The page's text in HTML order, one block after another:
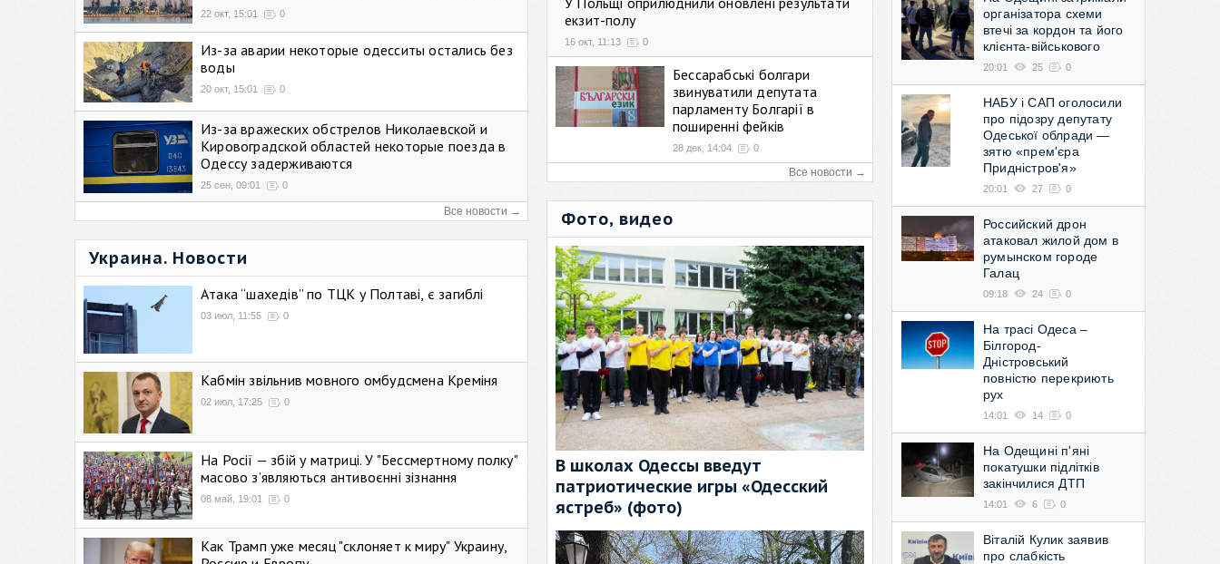
22 окт, 15:01 0
Из-за аварии некоторые одесситы остались без
воды
20 окт, 15:01 0
Из-за вражеских обстрелов Николаевской и
Кировоградской областей некоторые поезда в
Одессу задерживаются
25 сен, 09:01 0
Все новости →
Украина. Новости
Атака “шахедів” по ТЦК у Полтаві, є загиблі
03 июл, 11:55 0
Кабмін звільнив мовного омбудсмена Креміня
02 июл, 17:25 0
На Росії — збій у матриці. У "Бессмертному полку"
масово зʼявляються антивоєнні зізнання
08 май, 19:01 0
Как Трамп уже месяц "склоняет к миру" Украину,
екзит-полу
16 окт, 11:13 0
Бессарабські болгари
звинуватили депутата
парламенту Болгарії в
поширенні фейків
28 дек, 14:04 0
Все новости →
Фото, видео
В школах Одессы введут
патриотические игры «Одесский
ястреб» (фото)
організатора схеми
втечі за кордон та його
клієнта-військового
20:01 25 0
НАБУ і САП оголосили
про підозру депутату
Одеської облради —
зятю «прем'єра
Придністров'я»
20:01 27 0
Российский дрон
атаковал жилой дом в
румынском городе
Галац
09:18 24 0
На трасі Одеса –
Білгород-
Дністровський
повністю перекриють
рух
14:01 14 0
На Одещині п'яні
покатушки підлітків
закінчилися ДТП
14:01 6 0
Віталій Кулик заявив
про слабкість